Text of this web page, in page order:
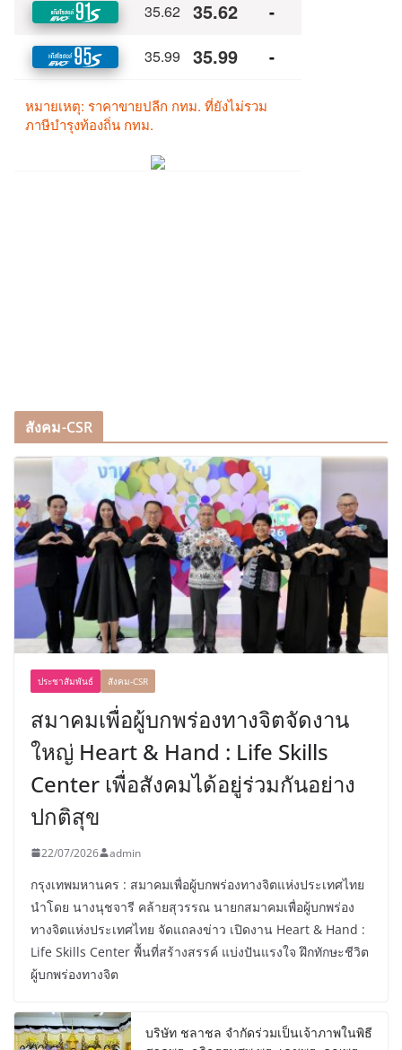
สังคม-CSR
ประชาสัมพันธ์ สังคม-CSR
สมาคมเพื่อผู้บกพร่องทางจิตจัดงาน
ใหญ่ Heart & Hand : Life Skills
Center เพื่อสังคมได้อยู่ร่วมกันอย่าง
ปกติสุข
22/07/2026 admin
กรุงเทพมหานคร : สมาคมเพื่อผู้บกพร่องทางจิตแห่งประเทศไทย
นำโดย นางนุชจารี คล้ายสุวรรณ นายกสมาคมเพื่อผู้บกพร่อง
ทางจิตแห่งประเทศไทย จัดแถลงข่าว เปิดงาน Heart & Hand :
Life Skills Center พื้นที่สร้างสรรค์ แบ่งปันแรงใจ ฝึกทักษะชีวิต
ผู้บกพร่องทางจิต
บริษัท ชลาชล จำกัดร่วมเป็นเจ้าภาพในพิธี